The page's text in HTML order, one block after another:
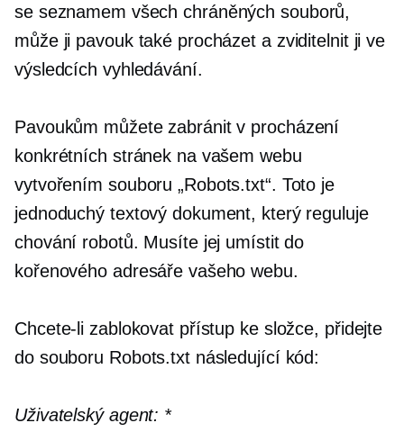
se seznamem všech chráněných souborů,
může ji pavouk také procházet a zviditelnit ji ve
výsledcích vyhledávání.
Pavoukům můžete zabránit v procházení
konkrétních stránek na vašem webu
vytvořením souboru „Robots.txt“. Toto je
jednoduchý textový dokument, který reguluje
chování robotů. Musíte jej umístit do
kořenového adresáře vašeho webu.
Chcete-li zablokovat přístup ke složce, přidejte
do souboru Robots.txt následující kód:
Uživatelský agent: *